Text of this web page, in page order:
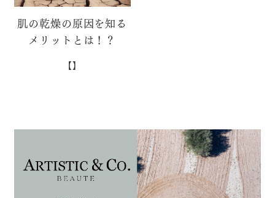
肌の乾燥の原因を知る
メリットとは！？
【】